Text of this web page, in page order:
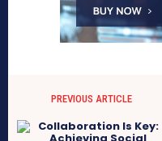
PREVIOUS ARTICLE